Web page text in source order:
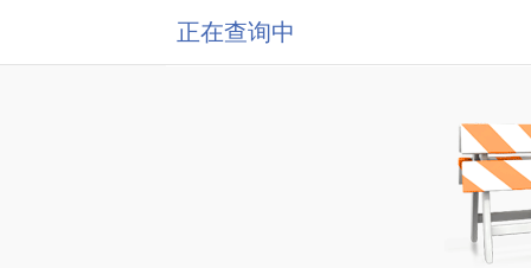
正在查询中